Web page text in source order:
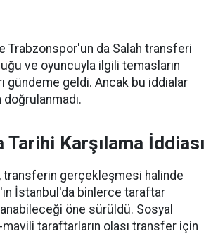
Trabzonspor'un da Salah transferi
ve oyuncuyla ilgili temasların
gündeme geldi. Ancak bu iddialar
Tarihi Karşılama İddiası
transferin gerçekleşmesi halinde
İstanbul'da binlerce taraftar
öne sürüldü. Sosyal
taraftarların olası transfer için